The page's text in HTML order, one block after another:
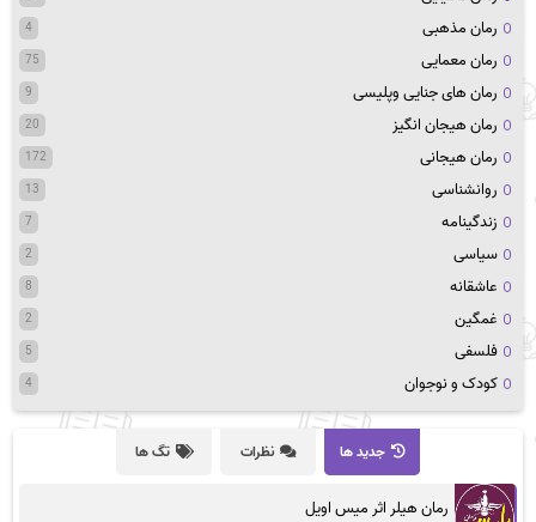
رمان مذهبی 4
رمان معمایی 75
رمان های جنایی وپلیسی 9
رمان هیجان انگیز 20
رمان هیجانی 172
روانشناسی 13
زندگینامه 7
سیاسی 2
عاشقانه 8
غمگین 2
فلسفی 5
کودک و نوجوان 4
جدید ها نظرات تگ ها
رمان هیلر اثر میس اویل